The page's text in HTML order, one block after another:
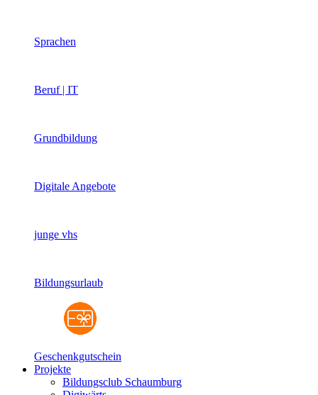
Sprachen
Beruf | IT
Grundbildung
Digitale Angebote
junge vhs
Bildungsurlaub
Geschenkgutschein
Projekte
Bildungsclub Schaumburg